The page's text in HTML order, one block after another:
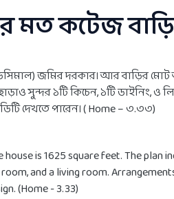
মত কটেজ
জমির দরকার। আর বাড়ির
সুন্দর ১টি কিচেন, ১টি ডাইনিং, ও
দেখতে পারেন। ( Home – ৩.৩৩)
is 1625 square feet. The plan
and a living room.
(Home - 3.33)